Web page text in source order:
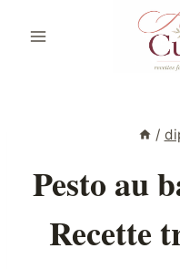
/
Pesto au
Recette